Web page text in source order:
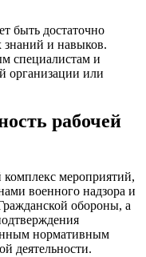
быть достаточно
знаний и навыков.
специалистам и
организации или
рабочей
комплекс мероприятий,
военного надзора и
обороны, а
нормативным
деятельности.